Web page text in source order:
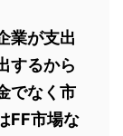
業が支出
するから
でなく市
FF市場な